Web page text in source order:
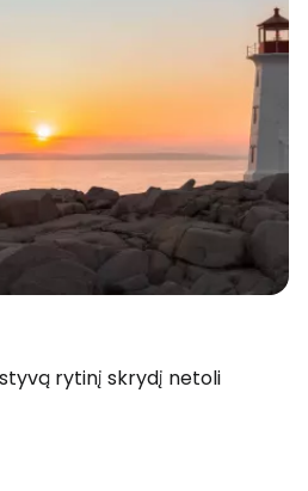
rytinį skrydį netoli